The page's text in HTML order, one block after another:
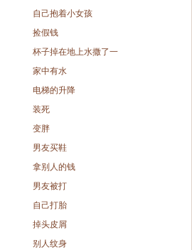
自己抱着小女孩
捡假钱
杯子掉在地上水撒了一
家中有水
电梯的升降
装死
变胖
男友买鞋
拿别人的钱
男友被打
自己打胎
掉头皮屑
别人纹身